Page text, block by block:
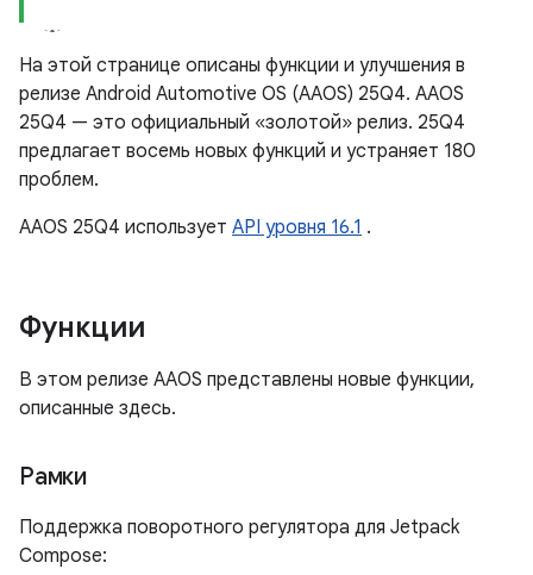
На этой странице описаны функции и улучшения в
релизе Android Automotive OS (AAOS) 25Q4. AAOS
25Q4 — это официальный «золотой» релиз. 25Q4
предлагает восемь новых функций и устраняет 180
проблем.
AAOS 25Q4 использует API уровня 16.1 .
Функции
В этом релизе AAOS представлены новые функции,
описанные здесь.
Рамки
Поддержка поворотного регулятора для Jetpack
Compose: